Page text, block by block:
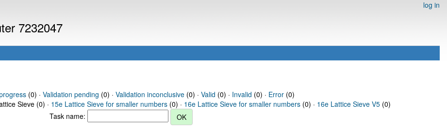
log in
7232047
(0) · Validation pending (0) · Validation inconclusive(0) · Valid (0) · Invalid (0) · Error(0)
Sieve (0) · 15e Lattice Sieve for smaller numbers (0) · 16e Lattice Sieve for smaller numbers (0) · 16e Lattice Sieve V5 (0)
Task name: